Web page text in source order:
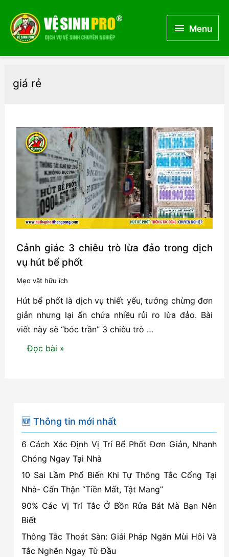
MenuMenu
giá rẻ
Cảnh giác 3 chiêu trò lừa đảo trong dịch
vụ hút bể phốt
Mẹo vặt hữu ích
Hút bể phốt là dịch vụ thiết yếu, tưởng chừng đơn
giản nhưng lại ẩn chứa nhiều rủi ro lừa đảo. Bài
viết này sẽ “bóc trần” 3 chiêu trò …
Cảnh
lừa
đảo
trong
dịch
vụ
hút
bể
phốt
Đọc bài »
🆕 Thông tin mới nhất
6 Cách Xác Định Vị Trí Bể Phốt Đơn Giản, Nhanh
Chóng Ngay Tại Nhà
10 Sai Lầm Phổ Biến Khi Tự Thông Tắc Cống Tại
Nhà- Cẩn Thận “Tiền Mất, Tật Mang”
90% Các Vị Trí Tắc Ở Bồn Rửa Bát Mà Bạn Nên
Biết
Thông Tắc Thoát Sàn: Giải Pháp Ngăn Mùi Hôi Và
Tắc Nghẽn Ngay Từ Đầu